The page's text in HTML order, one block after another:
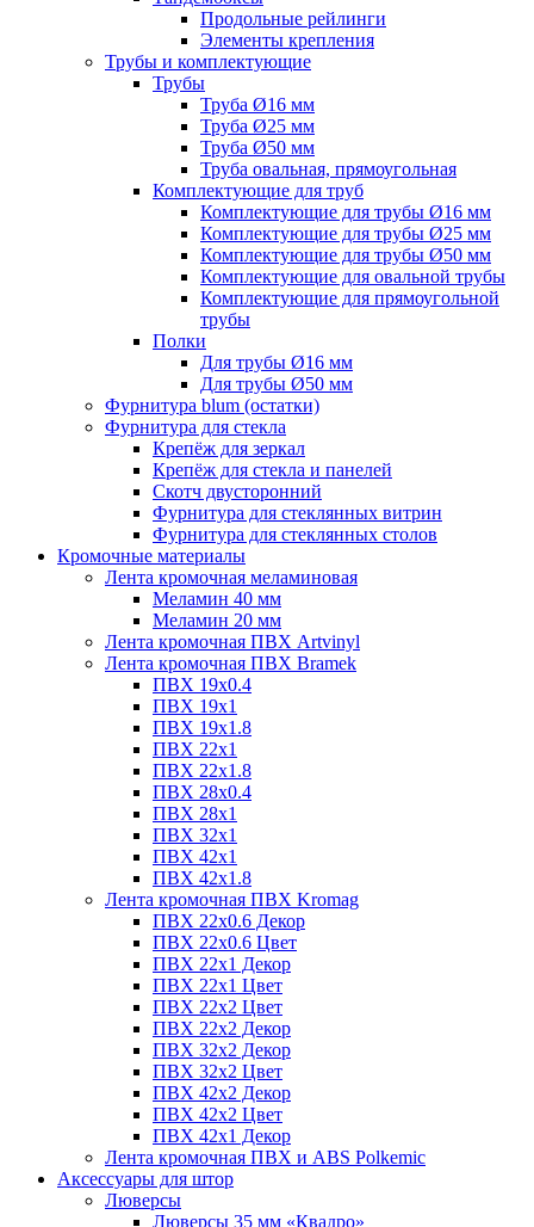
Продольные рейлинги
Элементы крепления
Трубы и комплектующие
Трубы
Труба Ø16 мм
Труба Ø25 мм
Труба Ø50 мм
Труба овальная, прямоугольная
Комплектующие для труб
Комплектующие для трубы Ø16 мм
Комплектующие для трубы Ø25 мм
Комплектующие для трубы Ø50 мм
Комплектующие для овальной трубы
Комплектующие для прямоугольной
трубы
Полки
Для трубы Ø16 мм
Для трубы Ø50 мм
Фурнитура blum (остатки)
Фурнитура для стекла
Крепёж для зеркал
Крепёж для стекла и панелей
Скотч двусторонний
Фурнитура для стеклянных витрин
Фурнитура для стеклянных столов
Кромочные материалы
Лента кромочная меламиновая
Меламин 40 мм
Меламин 20 мм
Лента кромочная ПВХ Artvinyl
Лента кромочная ПВХ Bramek
ПВХ 19x0.4
ПВХ 19х1
ПВХ 19х1.8
ПВХ 22х1
ПВХ 22х1.8
ПВХ 28х0.4
ПВХ 28х1
ПВХ 32x1
ПВХ 42х1
ПВХ 42х1.8
Лента кромочная ПВХ Kromag
ПВХ 22x0.6 Декор
ПВХ 22x0.6 Цвет
ПВХ 22x1 Декор
ПВХ 22x1 Цвет
ПВХ 22x2 Цвет
ПВХ 22x2 Декор
ПВХ 32x2 Декор
ПВХ 32x2 Цвет
ПВХ 42x2 Декор
ПВХ 42x2 Цвет
ПВХ 42x1 Декор
Лента кромочная ПВХ и ABS Polkemic
Аксессуары для штор
Люверсы
Люверсы 35 мм «Квадро»